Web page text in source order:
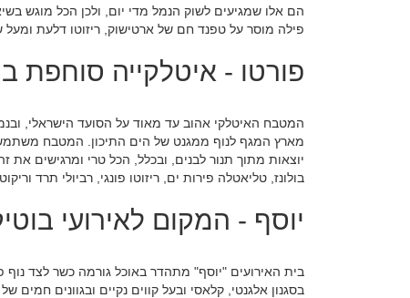
הם אלו שמגיעים לשוק הנמל מדי יום, ולכן הכל מוגש
פילה מוסר על טפנד חם של ארטישוק, ריזוטו דלעת ומעל
פורטו - איטלקייה סוחפת
המטבח האיטלקי אהוב עד מאוד על הסועד הישראלי,
מארץ המגף לנוף ממגנט של הים התיכון. המטבח
יוצאות מתוך תנור לבנים, ובכלל, הכל טרי ומרגישים
בולונז, טליאטלה פירות ים, ריזוטו פונגי, רביולי תרד
יוסף - המקום לאירועי
בית האירועים "יוסף" מתהדר באוכל גורמה כשר לצד נוף
בסגנון אלגנטי, קלאסי ובעל קווים נקיים ובגוונים